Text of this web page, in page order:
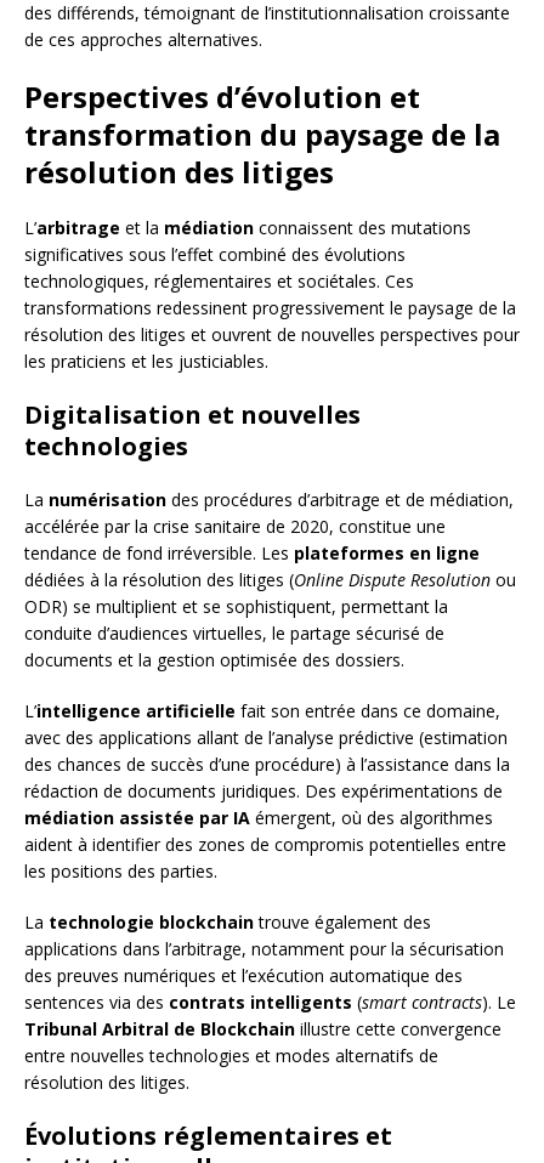
des différends, témoignant de l’institutionnalisation croissante
de ces approches alternatives.
Perspectives d’évolution et
transformation du paysage de la
résolution des litiges
L’arbitrage et la médiation connaissent des mutations
significatives sous l’effet combiné des évolutions
technologiques, réglementaires et sociétales. Ces
transformations redessinent progressivement le paysage de la
résolution des litiges et ouvrent de nouvelles perspectives pour
les praticiens et les justiciables.
Digitalisation et nouvelles
technologies
La numérisation des procédures d’arbitrage et de médiation,
accélérée par la crise sanitaire de 2020, constitue une
tendance de fond irréversible. Les plateformes en ligne
dédiées à la résolution des litiges (Online Dispute Resolution ou
ODR) se multiplient et se sophistiquent, permettant la
conduite d’audiences virtuelles, le partage sécurisé de
documents et la gestion optimisée des dossiers.
L’intelligence artificielle fait son entrée dans ce domaine,
avec des applications allant de l’analyse prédictive (estimation
des chances de succès d’une procédure) à l’assistance dans la
rédaction de documents juridiques. Des expérimentations de
médiation assistée par IA émergent, où des algorithmes
aident à identifier des zones de compromis potentielles entre
les positions des parties.
La technologie blockchaintrouve également des
applications dans l’arbitrage, notamment pour la sécurisation
des preuves numériques et l’exécution automatique des
sentences via des contrats intelligents (smart contracts). Le
Tribunal Arbitral de Blockchain illustre cette convergence
entre nouvelles technologies et modes alternatifs de
résolution des litiges.
Évolutions réglementaires et